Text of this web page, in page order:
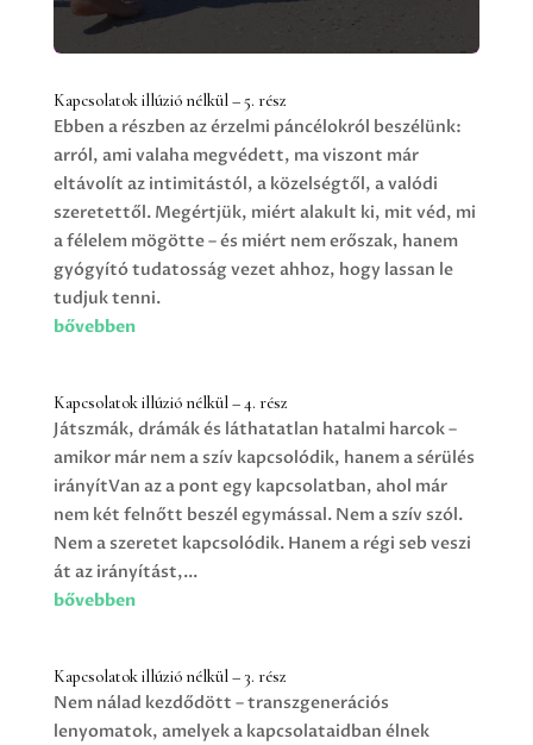
Kapcsolatok illúzió nélkül – 5. rész
Ebben a részben az érzelmi páncélokról beszélünk:
arról, ami valaha megvédett, ma viszont már
eltávolít az intimitástól, a közelségtől, a valódi
szeretettől. Megértjük, miért alakult ki, mit véd, mi
a félelem mögötte – és miért nem erőszak, hanem
gyógyító tudatosság vezet ahhoz, hogy lassan le
tudjuk tenni.
bővebben
Kapcsolatok illúzió nélkül – 4. rész
Játszmák, drámák és láthatatlan hatalmi harcok –
amikor már nem a szív kapcsolódik, hanem a sérülés
irányítVan az a pont egy kapcsolatban, ahol már
nem két felnőtt beszél egymással. Nem a szív szól.
Nem a szeretet kapcsolódik. Hanem a régi seb veszi
át az irányítást,...
bővebben
Kapcsolatok illúzió nélkül – 3. rész
Nem nálad kezdődött – transzgenerációs
lenyomatok, amelyek a kapcsolataidban élnek